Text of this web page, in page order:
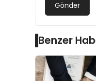
Gönder
Benzer